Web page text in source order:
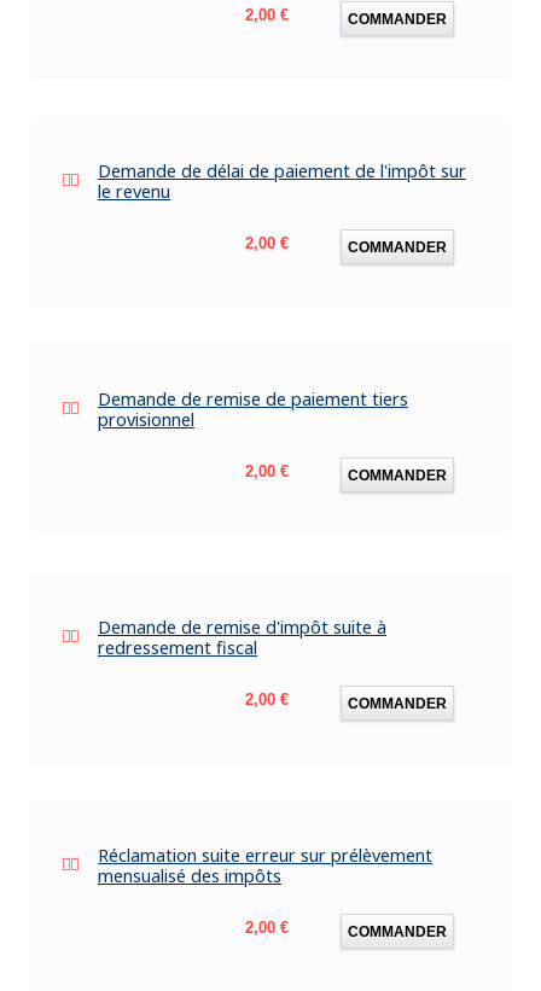
Prix
2,00 € COMMANDER
Demande de délai de paiement de l'impôt sur
le revenu
Prix
2,00 € COMMANDER
Demande de remise de paiement tiers
provisionnel
Prix
2,00 € COMMANDER
Demande de remise d'impôt suite à
redressement fiscal
Prix
2,00 € COMMANDER
Réclamation suite erreur sur prélèvement
mensualisé des impôts
Prix
2,00 € COMMANDER